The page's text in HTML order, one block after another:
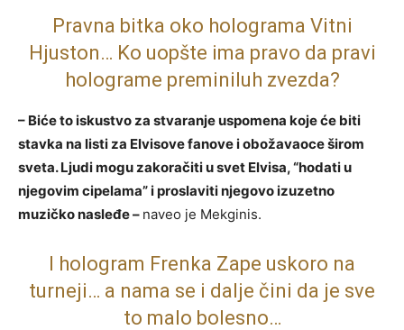
Pravna bitka oko holograma Vitni
Hjuston… Ko uopšte ima pravo da pravi
holograme preminiluh zvezda?
– Biće to iskustvo za stvaranje uspomena koje će biti
stavka na listi za Elvisove fanove i obožavaoce širom
sveta. Ljudi mogu zakoračiti u svet Elvisa, “hodati u
njegovim cipelama” i proslaviti njegovo izuzetno
muzičko nasleđe – naveo je Mekginis.
I hologram Frenka Zape uskoro na
turneji… a nama se i dalje čini da je sve
to malo bolesno…